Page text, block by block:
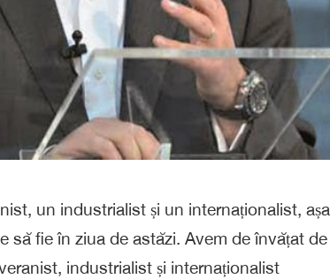
un industrialist și un internaționalist, așa
să fie în ziua de astăzi. Avem de învățat de
industrialist și internaționalist